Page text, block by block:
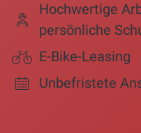
Hochwertige
persönliche
E-Bike-Leasing
Unbefristete